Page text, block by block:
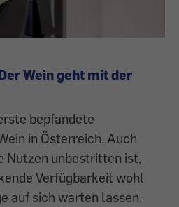
Wein geht mit der
bepfandete
in Österreich. Auch
Nutzen unbestritten ist,
Verfügbarkeit wohl
auf sich warten lassen.